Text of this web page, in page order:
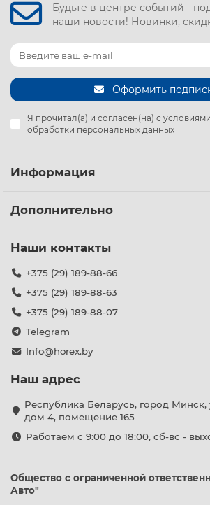
Будьте в центре событий -
наши новости! Новинки,
Оформить
Я прочитал(а) и согласен(на) с условиями
обработки персональных данных
Информация
Дополнительно
Наши контакты
+375 (29) 189-88-66
+375 (29) 189-88-63
+375 (29) 189-88-07
Telegram
Info@horex.by
Наш адрес
Республика Беларусь, город
дом 4, помещение 165
Работаем с 9:00 до 18:00, сб-вс -
Общество с ограниченной
Авто"